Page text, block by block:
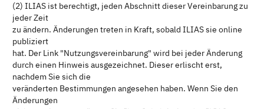
(2) ILIAS ist berechtigt, jeden Abschnitt dieser Vereinbarung zu
jeder Zeit
zu ändern. Änderungen treten in Kraft, sobald ILIAS sie online
publiziert
hat. Der Link "Nutzungsvereinbarung" wird bei jeder Änderung
durch einen Hinweis ausgezeichnet. Dieser erlischt erst,
nachdem Sie sich die
veränderten Bestimmungen angesehen haben. Wenn Sie den
Änderungen